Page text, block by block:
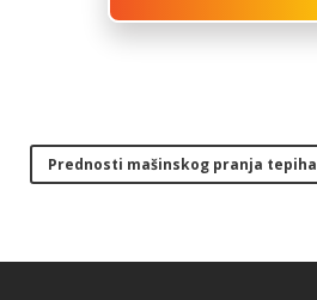
Prednosti mašinskog pranja tepiha